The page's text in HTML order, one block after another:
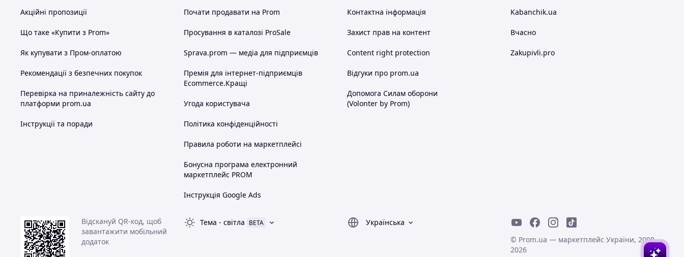
Акційні пропозиції
Що таке «Купити з Prom»
Як купувати з Пром-оплатою
Рекомендації з безпечних покупок
Перевірка на приналежність сайту до
платформи prom.ua
Інструкції та поради
Почати продавати на Prom
Просування в каталозі ProSale
Sprava.prom — медіа для підприємців
Премія для інтернет-підприємців
Ecommerce.Кращі
Угода користувача
Політика конфіденційності
Правила роботи на маркетплейсі
Бонусна програма електронний
маркетплейс PROM
Інструкція Google Ads
Контактна інформація
Захист прав на контент
Content right protection
Відгуки про prom.ua
Допомога Силам оборони
(Volonter by Prom)
Kabanchik.ua
Вчасно
Zakupivli.pro
Відскануй QR-код, щоб
завантажити мобільний
додаток
Тема - світла BETA
Українська
© Prom.ua — маркетплейс України, 2008-
2026